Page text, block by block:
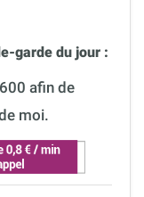
garde du jour :
afin de
moi.